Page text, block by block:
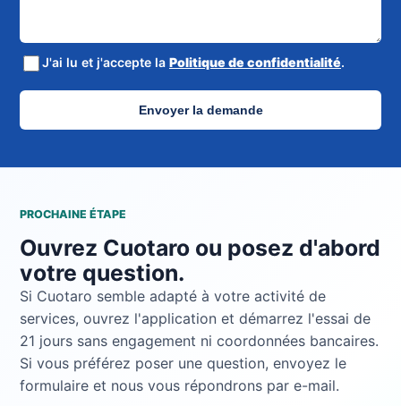
J'ai lu et j'accepte la Politique de confidentialité.
Envoyer la demande
PROCHAINE ÉTAPE
Ouvrez Cuotaro ou posez d'abord
votre question.
Si Cuotaro semble adapté à votre activité de
services, ouvrez l'application et démarrez l'essai de
21 jours sans engagement ni coordonnées bancaires.
Si vous préférez poser une question, envoyez le
formulaire et nous vous répondrons par e-mail.